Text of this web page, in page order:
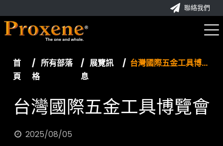
聯絡我們
首
頁
所有部落
格
展覽訊
息
台灣國際五金工具博覽會
台灣國際五金工具博覽會
2025/08/05